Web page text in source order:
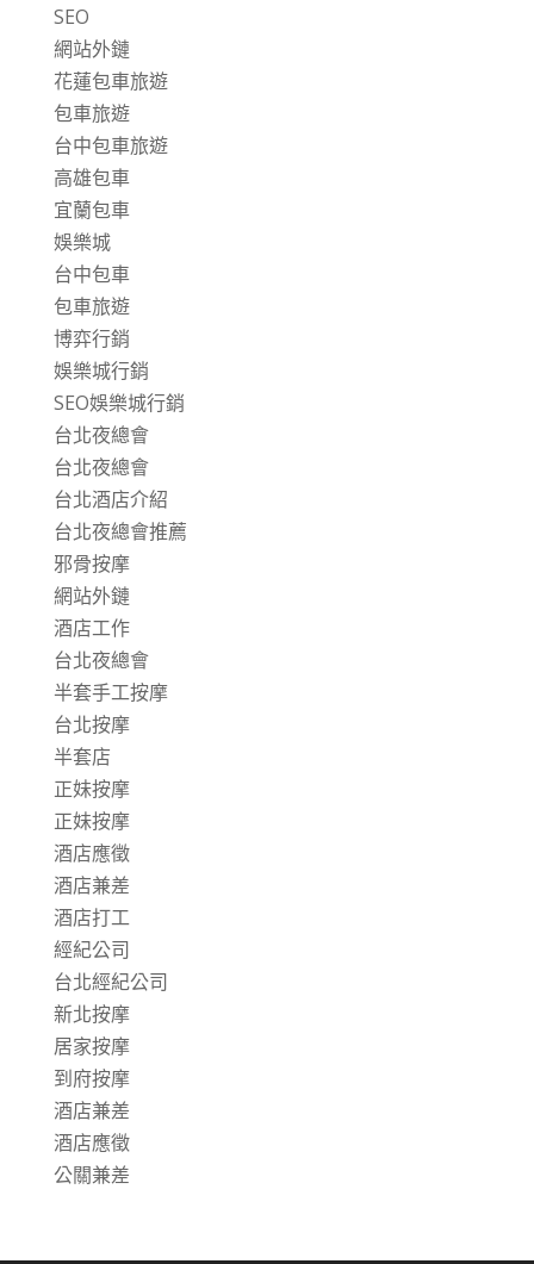
SEO
網站外鏈
花蓮包車旅遊
包車旅遊
台中包車旅遊
高雄包車
宜蘭包車
娛樂城
台中包車
包車旅遊
博弈行銷
娛樂城行銷
SEO娛樂城行銷
台北夜總會
台北夜總會
台北酒店介紹
台北夜總會推薦
邪骨按摩
網站外鏈
酒店工作
台北夜總會
半套手工按摩
台北按摩
半套店
正妹按摩
正妹按摩
酒店應徵
酒店兼差
酒店打工
經紀公司
台北經紀公司
新北按摩
居家按摩
到府按摩
酒店兼差
酒店應徵
公關兼差